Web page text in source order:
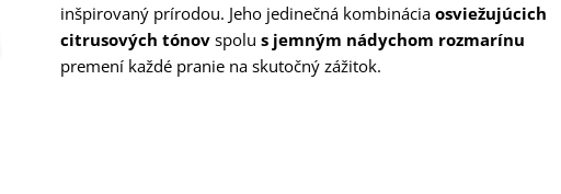
inšpirovaný prírodou. Jeho jedinečná kombinácia osviežujúcich
citrusových tónov spolu s jemným nádychom rozmarínu
premení každé pranie na skutočný zážitok.